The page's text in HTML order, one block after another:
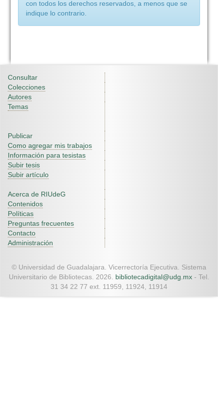
con todos los derechos reservados, a menos que se
indique lo contrario.
Consultar
Colecciones
Autores
Temas
Publicar
Como agregar mis trabajos
Información para tesistas
Subir tesis
Subir artículo
Acerca de RIUdeG
Contenidos
Políticas
Preguntas frecuentes
Contacto
Administración
© Universidad de Guadalajara. Vicerrectoría Ejecutiva. Sistema
Universitario de Bibliotecas. 2026. bibliotecadigital@udg.mx - Tel.
31 34 22 77 ext. 11959, 11924, 11914